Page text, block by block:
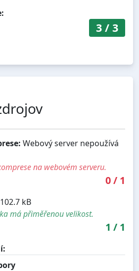
3/ 3
Webový server nepoužívá
na webovém serveru.
0/ 1
102.7 kB
má přiměřenou velikost.
1 / 1